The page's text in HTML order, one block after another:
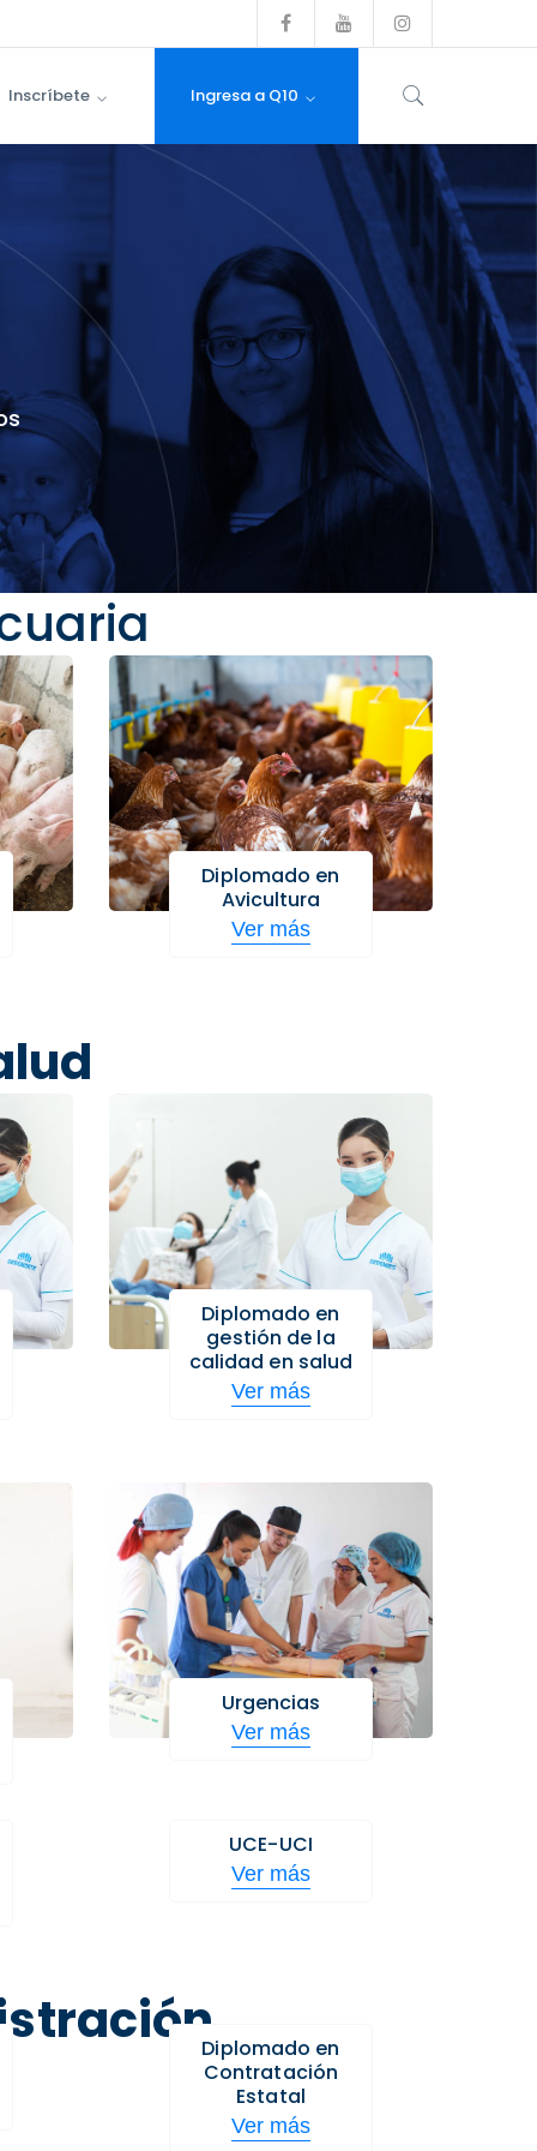
FacebookYoutubeInstagram
Inscríbete Ingresa a Q10
Diplomado en
Avicultura
Ver más
Diplomado en
gestión de la
calidad en salud
Ver más
Urgencias
Ver más
UCE-UCI
Ver más
Diplomado en
Contratación
Estatal
Ver más